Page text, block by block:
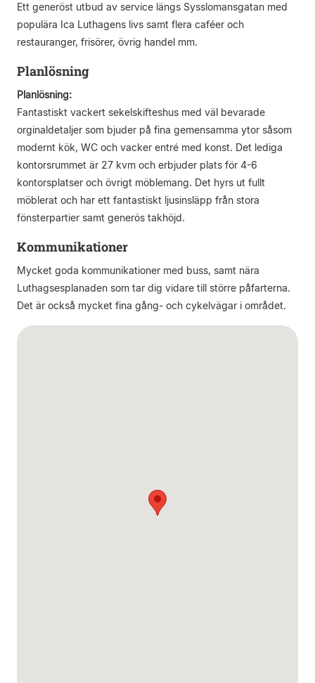
Ett generöst utbud av service längs Sysslomansgatan med
populära Ica Luthagens livs samt flera caféer och
restauranger, frisörer, övrig handel mm.
Planlösning
Planlösning:
Fantastiskt vackert sekelskifteshus med väl bevarade
orginaldetaljer som bjuder på fina gemensamma ytor såsom
modernt kök, WC och vacker entré med konst. Det lediga
kontorsrummet är 27 kvm och erbjuder plats för 4-6
kontorsplatser och övrigt möblemang. Det hyrs ut fullt
möblerat och har ett fantastiskt ljusinsläpp från stora
fönsterpartier samt generös takhöjd.
Kommunikationer
Mycket goda kommunikationer med buss, samt nära
Luthagsesplanaden som tar dig vidare till större påfarterna.
Det är också mycket fina gång- och cykelvägar i området.